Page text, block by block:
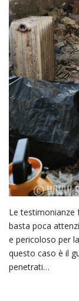
Le testimonianze
basta poca
e pericoloso per
questo caso è il
penetrati…